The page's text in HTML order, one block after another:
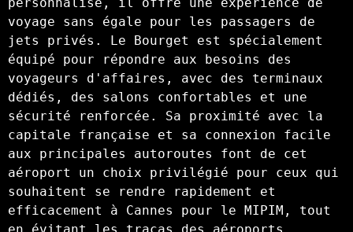
voyage sans égale pour les passagers de
jets privés. Le Bourget est spécialement
équipé pour répondre aux besoins des
voyageurs d'affaires, avec des terminaux
dédiés, des salons confortables et une
sécurité renforcée. Sa proximité avec la
capitale française et sa connexion facile
aux principales autoroutes font de cet
aéroport un choix privilégié pour ceux qui
souhaitent se rendre rapidement et
efficacement à Cannes pour le MIPIM, tout